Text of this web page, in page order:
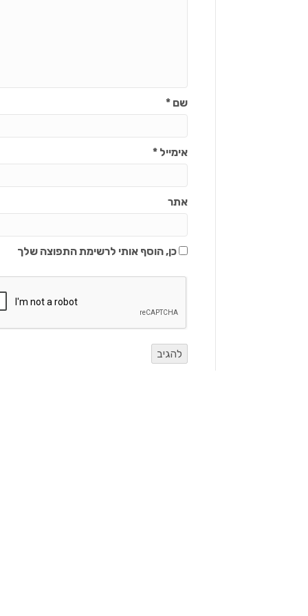
שם*
אימייל*
אתר
כן, הוסף אותי לרשימת התפוצה שלך